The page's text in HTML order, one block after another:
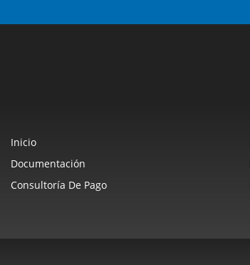
Inicio
Documentación
Consultoría De Pago